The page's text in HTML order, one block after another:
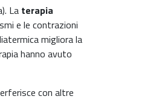
La terapia
e le contrazioni
migliora la
hanno avuto
con altre